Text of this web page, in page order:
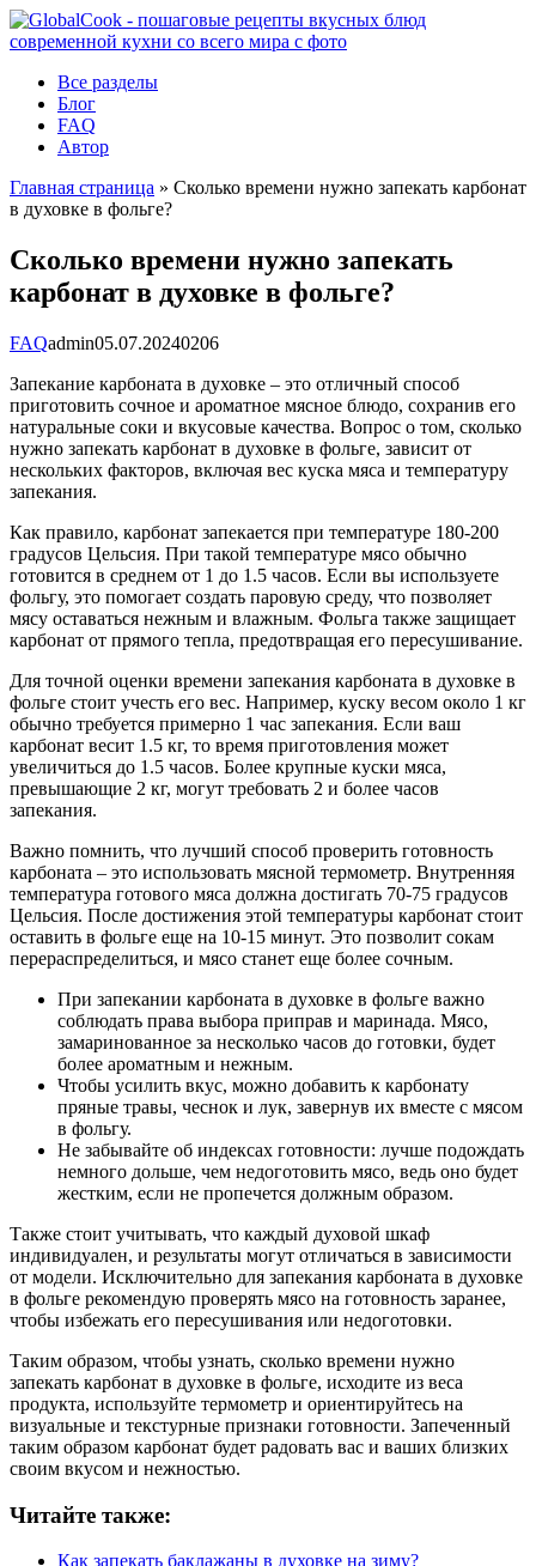
Перейти
к
Все разделы
Блог
FAQ
Автор
Главная страница » Сколько времени нужно запекать карбонат
в духовке в фольге?
Сколько времени нужно запекать
карбонат в духовке в фольге?
FAQadmin05.07.20240206
Запекание карбоната в духовке – это отличный способ
приготовить сочное и ароматное мясное блюдо, сохранив его
натуральные соки и вкусовые качества. Вопрос о том, сколько
нужно запекать карбонат в духовке в фольге, зависит от
нескольких факторов, включая вес куска мяса и температуру
запекания.
Как правило, карбонат запекается при температуре 180-200
градусов Цельсия. При такой температуре мясо обычно
готовится в среднем от 1 до 1.5 часов. Если вы используете
фольгу, это помогает создать паровую среду, что позволяет
мясу оставаться нежным и влажным. Фольга также защищает
карбонат от прямого тепла, предотвращая его пересушивание.
Для точной оценки времени запекания карбоната в духовке в
фольге стоит учесть его вес. Например, куску весом около 1 кг
обычно требуется примерно 1 час запекания. Если ваш
карбонат весит 1.5 кг, то время приготовления может
увеличиться до 1.5 часов. Более крупные куски мяса,
превышающие 2 кг, могут требовать 2 и более часов
запекания.
Важно помнить, что лучший способ проверить готовность
карбоната – это использовать мясной термометр. Внутренняя
температура готового мяса должна достигать 70-75 градусов
Цельсия. После достижения этой температуры карбонат стоит
оставить в фольге еще на 10-15 минут. Это позволит сокам
перераспределиться, и мясо станет еще более сочным.
При запекании карбоната в духовке в фольге важно
соблюдать права выбора приправ и маринада. Мясо,
замаринованное за несколько часов до готовки, будет
более ароматным и нежным.
Чтобы усилить вкус, можно добавить к карбонату
пряные травы, чеснок и лук, завернув их вместе с мясом
в фольгу.
Не забывайте об индексах готовности: лучше подождать
немного дольше, чем недоготовить мясо, ведь оно будет
жестким, если не пропечется должным образом.
Также стоит учитывать, что каждый духовой шкаф
индивидуален, и результаты могут отличаться в зависимости
от модели. Исключительно для запекания карбоната в духовке
в фольге рекомендую проверять мясо на готовность заранее,
чтобы избежать его пересушивания или недоготовки.
Таким образом, чтобы узнать, сколько времени нужно
запекать карбонат в духовке в фольге, исходите из веса
продукта, используйте термометр и ориентируйтесь на
визуальные и текстурные признаки готовности. Запеченный
таким образом карбонат будет радовать вас и ваших близких
своим вкусом и нежностью.
Читайте также:
Как запекать баклажаны в духовке на зиму?